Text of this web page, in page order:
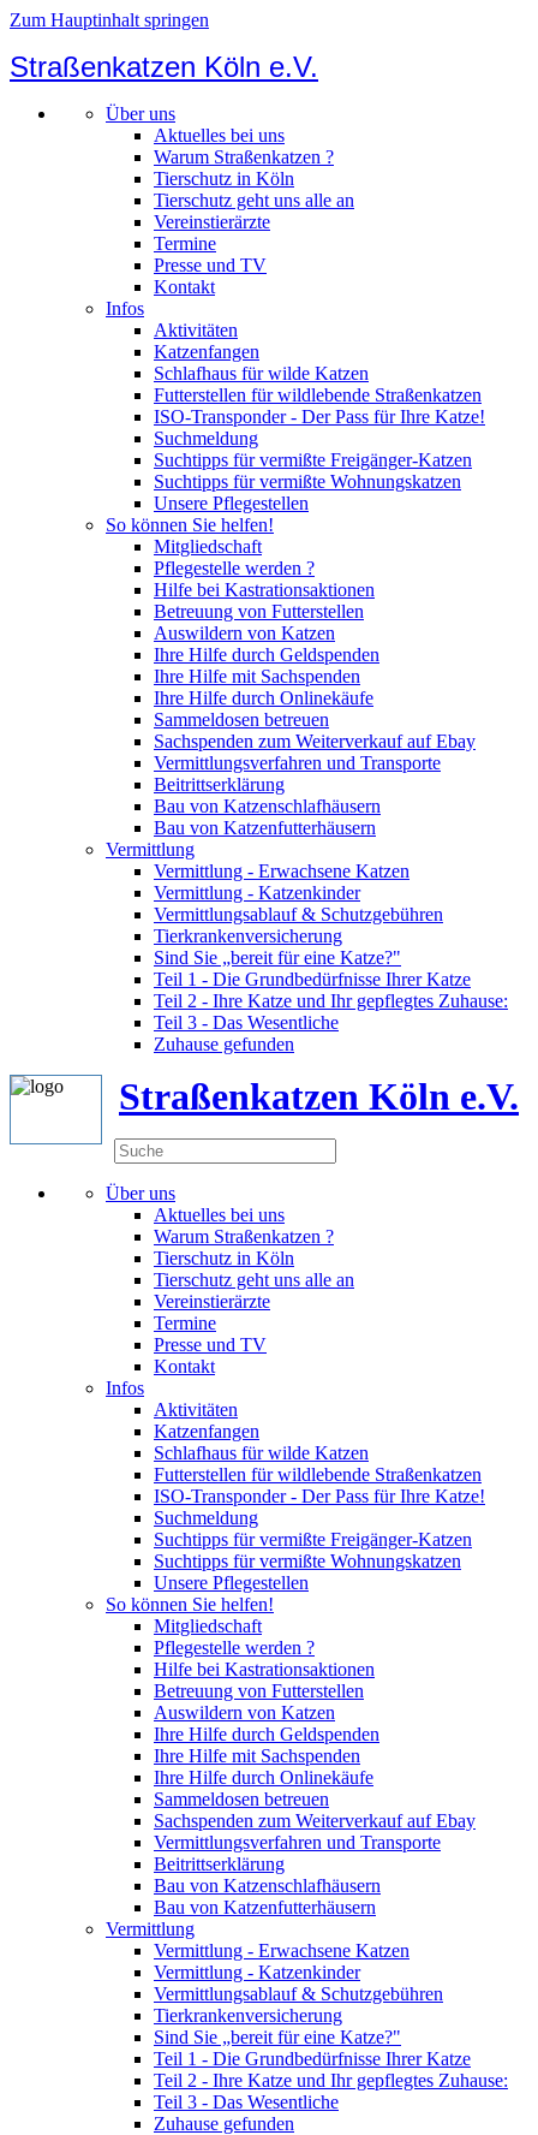
Zum Hauptinhalt springen
Straßenkatzen Köln e.V.
Über uns
Aktuelles bei uns
Warum Straßenkatzen ?
Tierschutz in Köln
Tierschutz geht uns alle an
Vereinstierärzte
Termine
Presse und TV
Kontakt
Infos
Aktivitäten
Katzenfangen
Schlafhaus für wilde Katzen
Futterstellen für wildlebende Straßenkatzen
ISO-Transponder - Der Pass für Ihre Katze!
Suchmeldung
Suchtipps für vermißte Freigänger-Katzen
Suchtipps für vermißte Wohnungskatzen
Unsere Pflegestellen
So können Sie helfen!
Mitgliedschaft
Pflegestelle werden ?
Hilfe bei Kastrationsaktionen
Betreuung von Futterstellen
Auswildern von Katzen
Ihre Hilfe durch Geldspenden
Ihre Hilfe mit Sachspenden
Ihre Hilfe durch Onlinekäufe
Sammeldosen betreuen
Sachspenden zum Weiterverkauf auf Ebay
Vermittlungsverfahren und Transporte
Beitrittserklärung
Bau von Katzenschlafhäusern
Bau von Katzenfutterhäusern
Vermittlung
Vermittlung - Erwachsene Katzen
Vermittlung - Katzenkinder
Vermittlungsablauf & Schutzgebühren
Tierkrankenversicherung
Sind Sie „bereit für eine Katze?"
Teil 1 - Die Grundbedürfnisse Ihrer Katze
Teil 2 - Ihre Katze und Ihr gepflegtes Zuhause:
Teil 3 - Das Wesentliche
Zuhause gefunden
Straßenkatzen Köln e.V.
Über uns
Aktuelles bei uns
Warum Straßenkatzen ?
Tierschutz in Köln
Tierschutz geht uns alle an
Vereinstierärzte
Termine
Presse und TV
Kontakt
Infos
Aktivitäten
Katzenfangen
Schlafhaus für wilde Katzen
Futterstellen für wildlebende Straßenkatzen
ISO-Transponder - Der Pass für Ihre Katze!
Suchmeldung
Suchtipps für vermißte Freigänger-Katzen
Suchtipps für vermißte Wohnungskatzen
Unsere Pflegestellen
So können Sie helfen!
Mitgliedschaft
Pflegestelle werden ?
Hilfe bei Kastrationsaktionen
Betreuung von Futterstellen
Auswildern von Katzen
Ihre Hilfe durch Geldspenden
Ihre Hilfe mit Sachspenden
Ihre Hilfe durch Onlinekäufe
Sammeldosen betreuen
Sachspenden zum Weiterverkauf auf Ebay
Vermittlungsverfahren und Transporte
Beitrittserklärung
Bau von Katzenschlafhäusern
Bau von Katzenfutterhäusern
Vermittlung
Vermittlung - Erwachsene Katzen
Vermittlung - Katzenkinder
Vermittlungsablauf & Schutzgebühren
Tierkrankenversicherung
Sind Sie „bereit für eine Katze?"
Teil 1 - Die Grundbedürfnisse Ihrer Katze
Teil 2 - Ihre Katze und Ihr gepflegtes Zuhause:
Teil 3 - Das Wesentliche
Zuhause gefunden